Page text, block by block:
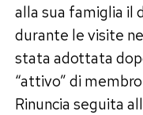
alla sua famiglia il
durante le visite
stata adottata
“attivo” di
Rinuncia seguita